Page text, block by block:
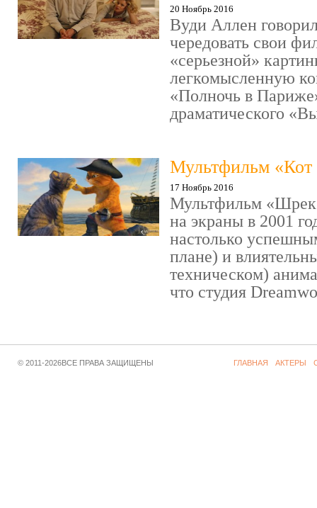
20 Ноябрь 2016
Вуди Аллен
чередовать свои
«серьезной»
легкомысленную
«Полночь в
драматического
Мультфильм «Кот
17 Ноябрь 2016
Мультфильм
на экраны в 2001
настолько
плане) и
техническом)
что студия
© 2011-2026ВСЕ ПРАВА ЗАЩИЩЕНЫ ГЛАВНАЯ АКТЕРЫ